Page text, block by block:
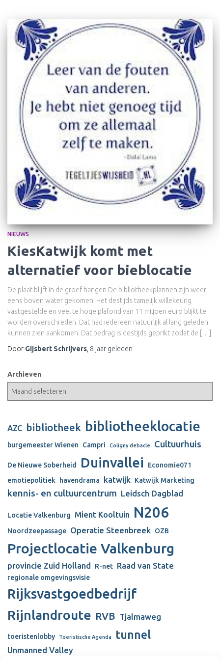
NIEUWS
KiesKatwijk komt met
alternatief voor bieblocatie
De plaat blijft in de groef hangen De bibliotheekplannen zijn weer
eens boven water gekomen. Het destijds tamelijk willekeurig
vastgestelde en veel te hoge plafond van 11 miljoen euro blijkt te
worden overschreden. Dat had iedereen natuurlijk al lang geleden
kunnen zien aankomen. Dat bedrag is destijds geprikt zodat de […]
Door Gijsbert Schrijvers 8 jaar geleden
Archieven
AZC bibliotheek bibliotheeklocatie
burgemeester Wienen Campri Coligny debacle Cultuurhuis
De Nieuwe Soberheid Duinvallei
Economie071
emotiepolitiek
havendrama katwijk Katwijk Marketing
kennis- en cultuurcentrum Leidsch Dagblad
Locatie Valkenburg Mient Kooltuin N206
Noordzeepassage Operatie Steenbreek OZB
Projectlocatie Valkenburg
provincie Zuid Holland R-net Raad van State
regionale omgevingsvisie
Rijksvastgoedbedrijf
Rijnlandroute RVB Tjalmaweg
toeristenlobby Toeristische Agenda tunnel
Unmanned Valley